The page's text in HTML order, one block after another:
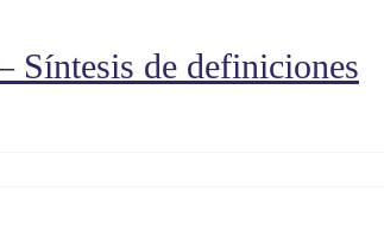
Síntesis de definiciones